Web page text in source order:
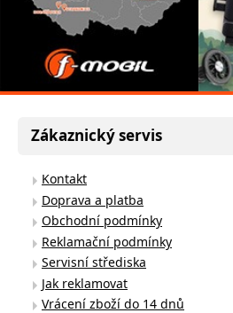
Zákaznický servis
Kontakt
Doprava a platba
Obchodní podmínky
Reklamační podmínky
Servisní střediska
Jak reklamovat
Vrácení zboží do 14 dnů